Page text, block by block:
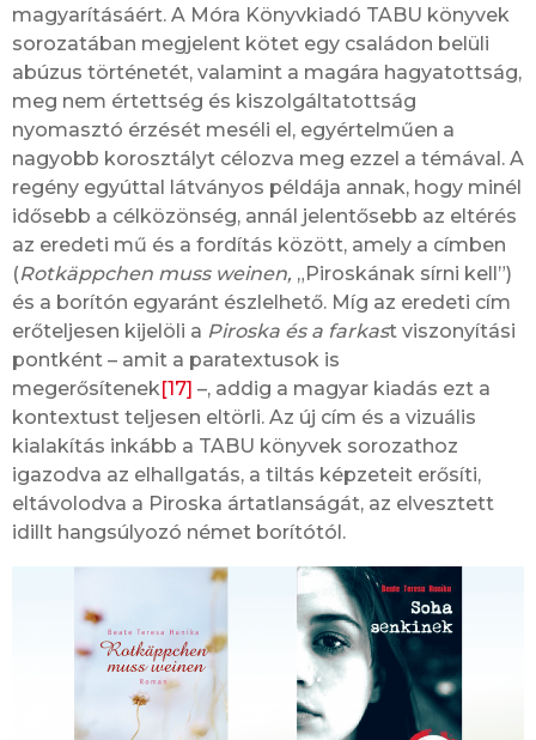
magyarításáért. A Móra Könyvkiadó TABU könyvek
sorozatában megjelent kötet egy családon belüli
abúzus történetét, valamint a magára hagyatottság,
meg nem értettség és kiszolgáltatottság
nyomasztó érzését meséli el, egyértelműen a
nagyobb korosztályt célozva meg ezzel a témával. A
regény egyúttal látványos példája annak, hogy minél
idősebb a célközönség, annál jelentősebb az eltérés
az eredeti mű és a fordítás között, amely a címben
(Rotkäppchen muss weinen, „Piroskának sírni kell”)
és a borítón egyaránt észlelhető. Míg az eredeti cím
erőteljesen kijelöli a Piroska és a farkast viszonyítási
pontként – amit a paratextusok is
megerősítenek[17] –, addig a magyar kiadás ezt a
kontextust teljesen eltörli. Az új cím és a vizuális
kialakítás inkább a TABU könyvek sorozathoz
igazodva az elhallgatás, a tiltás képzeteit erősíti,
eltávolodva a Piroska ártatlanságát, az elvesztett
idillt hangsúlyozó német borítótól.